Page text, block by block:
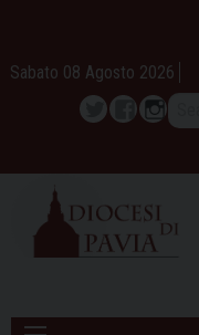
content
Sabato 08 Agosto 2026
TwitterFacebook